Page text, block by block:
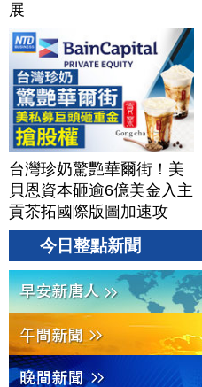
展
台灣珍奶驚艷華爾街！美
貝恩資本砸逾6億美金入主
貢茶拓國際版圖加速攻
美？｜#財經新聞｜
20260806(四)
今日整點新聞